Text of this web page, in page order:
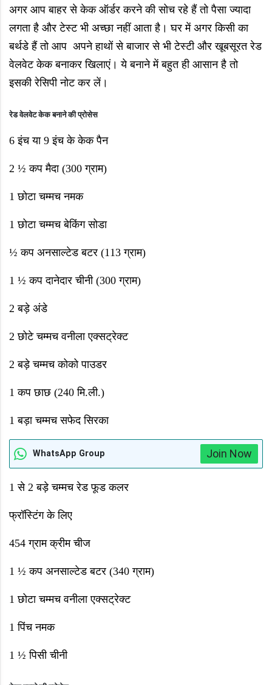
अगर आप बाहर से केक ऑर्डर करने की सोच रहे हैं तो पैसा ज्यादा
लगता है और टेस्ट भी अच्छा नहीं आता है। घर में अगर किसी का
बर्थडे हैं तो आप अपने हाथों से बाजार से भी टेस्टी और खूबसूरत रेड
वेलवेट केक बनाकर खिलाएं। ये बनाने में बहुत ही आसान है तो
इसकी रेसिपी नोट कर लें।
रेड वेलवेट केक बनाने की प्रोसेस
6 इंच या 9 इंच के केक पैन
2 ½कप मैदा (300 ग्राम)
1 छोटा चम्मच नमक
1 छोटा चम्मच बेकिंग सोडा
½कप अनसाल्टेड बटर (113 ग्राम)
1 ½कप दानेदार चीनी (300 ग्राम)
2 बड़े अंडे
2 छोटे चम्मच वनीला एक्सट्रेक्ट
2 बड़े चम्मच कोको पाउडर
1 कप छाछ (240 मि.ली.)
1 बड़ा चम्मच सफेद सिरका
WhatsApp Group Join Now
1 से 2 बड़े चम्मच रेड फूड कलर
फ्रॉस्टिंग के लिए
454 ग्राम क्रीम चीज
1 ½कप अनसाल्टेड बटर (340 ग्राम)
1 छोटा चम्मच वनीला एक्सट्रेक्ट
1 पिंच नमक
1 ½पिसी चीनी